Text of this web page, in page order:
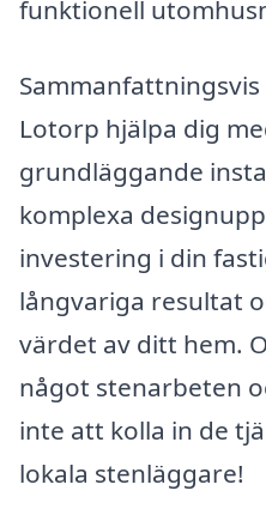
funktionell
Lotorp hjälpa dig
grundläggande
komplexa
investering i din
långvariga resultat
värdet av ditt hem.
något stenarbeten
inte att kolla in de
lokala stenläggare!